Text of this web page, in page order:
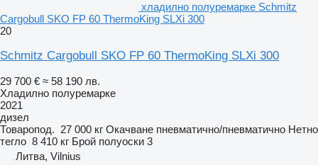
хладилно полуремарке Schmitz
Cargobull SKO FP 60 ThermoKing SLXi 300
20
Schmitz Cargobull SKO FP 60 ThermoKing SLXi 300
29 700 € ≈ 58 190 лв.
Хладилно полуремарке
2021
дизел
Товаропод. 27 000 кг Окачване пневматично/пневматично Нетно
тегло 8 410 кг Брой полуоски 3
Литва, Vilnius